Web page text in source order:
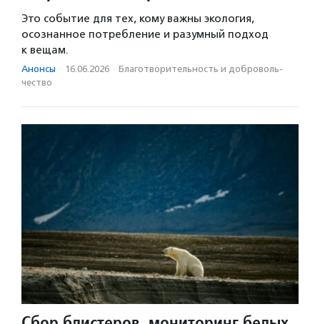
Это событие для тех, кому важны экология,
осознанное потребление и разумный подход
к вещам.
Анонсы · 16.06.2026 · Благотвори­тель­ность и доброволь­
чест­во